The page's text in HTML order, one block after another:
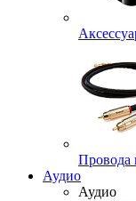
Провода
Аудио
Аудио